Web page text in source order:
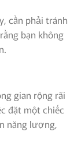
cần phải tránh
bạn không
gian rộng rãi
đặt một chiếc
năng lượng,